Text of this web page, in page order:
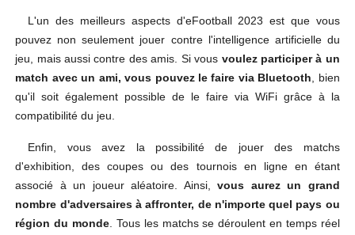
L'un des meilleurs aspects d'eFootball 2023 est que vous
pouvez non seulement jouer contre l'intelligence artificielle du
jeu, mais aussi contre des amis. Si vous voulez participer à un
match avec un ami, vous pouvez le faire via Bluetooth , bien
qu'il soit également possible de le faire via WiFi grâce à la
compatibilité du jeu.
Enfin, vous avez la possibilité de jouer des matchs
d'exhibition, des coupes ou des tournois en ligne en étant
associé à un joueur aléatoire. Ainsi,vous aurez un grand
nombre d'adversaires à affronter, de n'importe quel pays ou
région du monde. Tous les matchs se déroulent en temps réel